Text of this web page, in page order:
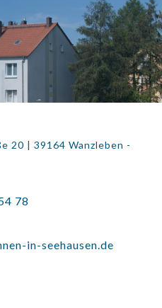
20 | 39164 Wanzleben -
78
in-seehausen.de